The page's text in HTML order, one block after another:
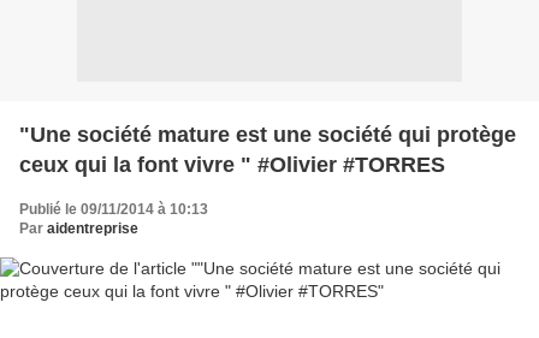
"Une société mature est une société qui protège
ceux qui la font vivre " #Olivier #TORRES
Publié le 09/11/2014 à 10:13
Par aidentreprise